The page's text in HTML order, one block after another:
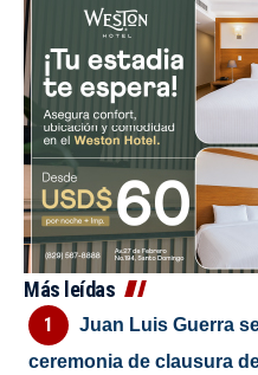
Más leídas
Juan Luis Guerra
ceremonia de clausura